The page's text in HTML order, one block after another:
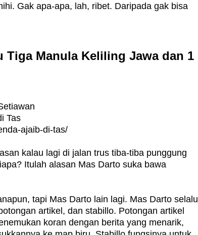
Gak apa-apa, lah, ribet. Daripada gak bisa
Tiga Manula Keliling Jawa dan 1
Tas
ajaib-di-tas/
kalau lagi di jalan trus tiba-tiba punggung
Itulah alasan Mas Darto suka bawa
tapi Mas Darto lain lagi. Mas Darto selalu
artikel, dan stabillo. Potongan artikel
koran dengan berita yang menarik,